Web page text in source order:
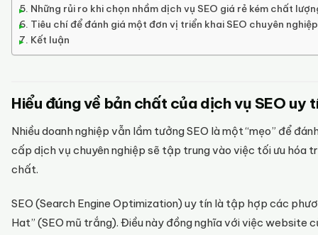
Những rủi ro khi chọn nhầm dịch vụ SEO giá rẻ kém chất
Tiêu chí để đánh giá một đơn vị triển khai SEO chuyên nghiệp
Kết luận
Hiểu đúng về bản chất của dịch vụ SEO
Nhiều doanh nghiệp vẫn lầm tưởng SEO là một “mẹo” để
cấp dịch vụ chuyên nghiệp sẽ tập trung vào việc tối ưu hóa
chất.
SEO (Search Engine Optimization) uy tín là tập hợp các
Hat” (SEO mũ trắng). Điều này đồng nghĩa với việc website